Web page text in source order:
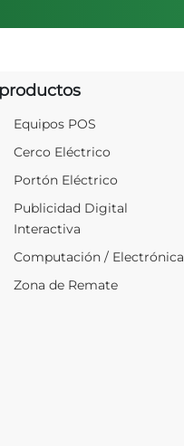
Equipos POS
Cerco Eléctrico
Portón Eléctrico
Publicidad Digital
Interactiva
Computación / Electrónica
Zona de Remate